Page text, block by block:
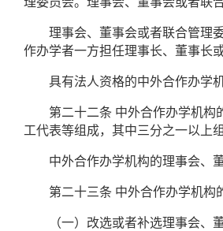
理事会、董事会或者联合管理
作办学者一方担任理事长、董事长
具有法人资格的中外合作办学机
第二十二条 中外合作办学机构
工代表等组成，其中三分之一以上
中外合作办学机构的理事会、董
第二十三条 中外合作办学机构
（一）改选或者补选理事会、董